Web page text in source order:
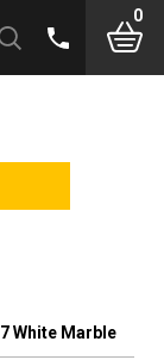
0
White Marble